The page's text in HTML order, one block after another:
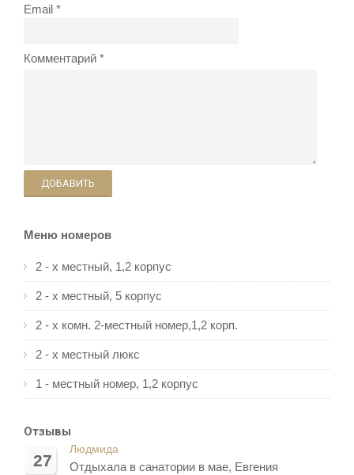
Email
Комментарий
ДОБАВИТЬ
Меню номеров
2 - х местный, 1,2 корпус
2 - х местный, 5 корпус
2 - х комн. 2-местный номер,1,2 корп.
2 - х местный люкс
1 - местный номер, 1,2 корпус
Отзывы
27
Людмида
Отдыхала в санатории в мае, Евгения